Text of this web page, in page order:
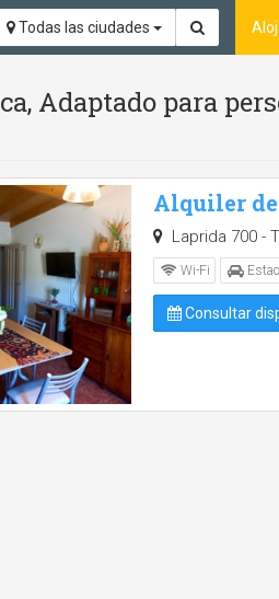
Todas las ciudades
Adaptado para
Alquiler
Laprida 700 -
Wi-Fi
Consultar